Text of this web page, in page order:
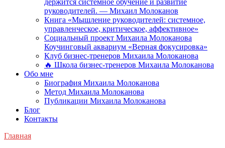
держится системное обучение и развитие
руководителей. — Михаил Молоканов
Книга «Мышление руководителей: системное,
управленческое, критическое, аффективное»
Социальный проект Михаила Молоканова
Коучинговый аквариум «Верная фокусировка»
Клуб бизнес-тренеров Михаила Молоканова
🔥 Школа бизнес-тренеров Михаила Молоканова
Обо мне
Биография Михаила Молоканова
Метод Михаила Молоканова
Публикации Михаила Молоканова
Блог
Контакты
Главная